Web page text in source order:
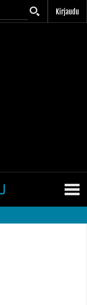
Kirjaudu